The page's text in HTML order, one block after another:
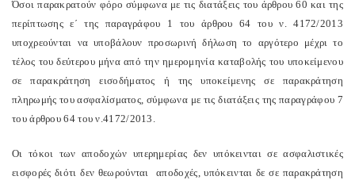
Όσοι παρακρατούν φόρο σύμφωνα με τις διατάξεις του άρθρου 60 και της
περίπτωσης ε΄ της παραγράφου 1 του άρθρου 64 του ν. 4172/2013
υποχρεούνται να υποβάλουν προσωρινή δήλωση το αργότερο μέχρι το
τέλος του δεύτερου μήνα από την ημερομηνία καταβολής του υποκείμενου
σε παρακράτηση εισοδήματος ή της υποκείμενης σε παρακράτηση
πληρωμής του ασφαλίσματος, σύμφωνα με τις διατάξεις της παραγράφου 7
του άρθρου 64 του ν.4172/2013.
Οι τόκοι των αποδοχών υπερημερίας δεν υπόκεινται σε ασφαλιστικές
εισφορές διότι δεν θεωρούνται αποδοχές, υπόκεινται δε σε παρακράτηση